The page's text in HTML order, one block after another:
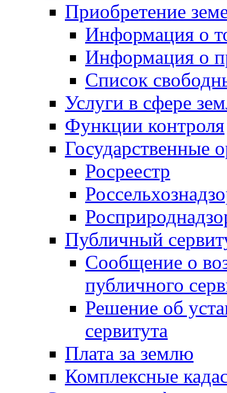
Приобретение
Информация о
Информация о
Список
Услуги в сфере
Функции контроля
Государственные
Росреестр
Публичный
Сообщение о
публичного
Решение об
сервитута
Плата за землю
Комплексные